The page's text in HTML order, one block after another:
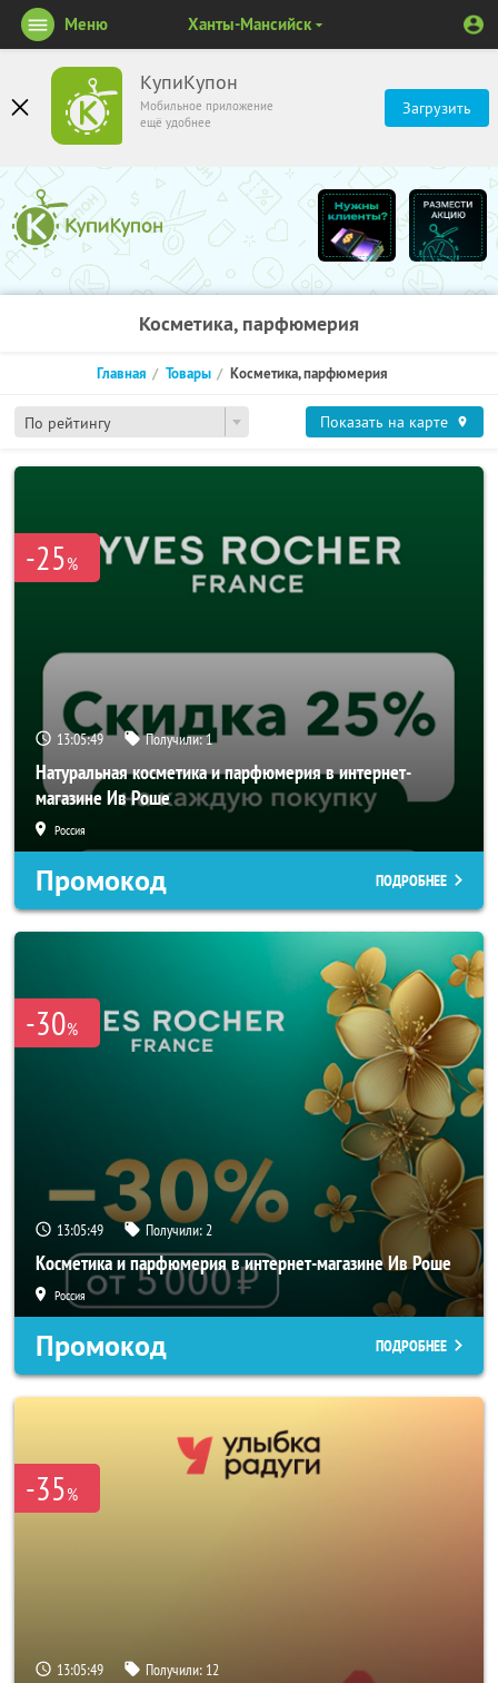
КупиКупон
Мобильное приложение
ещё удобнее
Загрузить
Меню Ханты-Мансийск
Косметика, парфюмерия
По рейтингу
Главная Товары Косметика, парфюмерия
Показать на карте
-25%
13:05:48 Получили:1
Натуральная косметика и парфюмерия в интернет-
магазине Ив Роше
Россия
Промокод ПОДРОБНЕЕ
-30%
13:05:48 Получили:2
Косметика и парфюмерия в интернет-магазине Ив Роше
Россия
Промокод ПОДРОБНЕЕ
-35%
13:05:48 Получили: 12